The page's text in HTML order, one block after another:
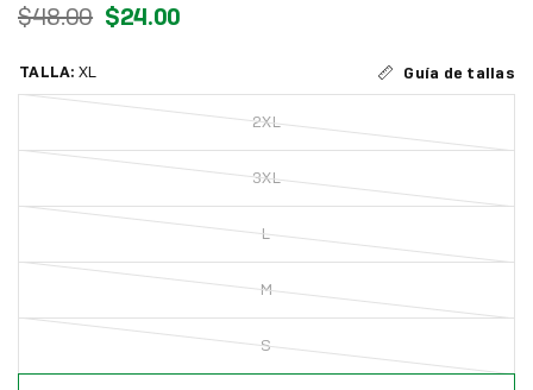
$48.00 $24.00
TALLA: XL Guía de tallas
2XL
3XL
L
M
S